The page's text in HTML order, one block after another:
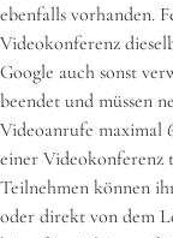
ebenfalls vorhanden.
Videokonferenz
Google auch sonst
beendet und müssen
Videoanrufe maximal
einer Videokonferenz
Teilnehmen können
oder direkt von dem